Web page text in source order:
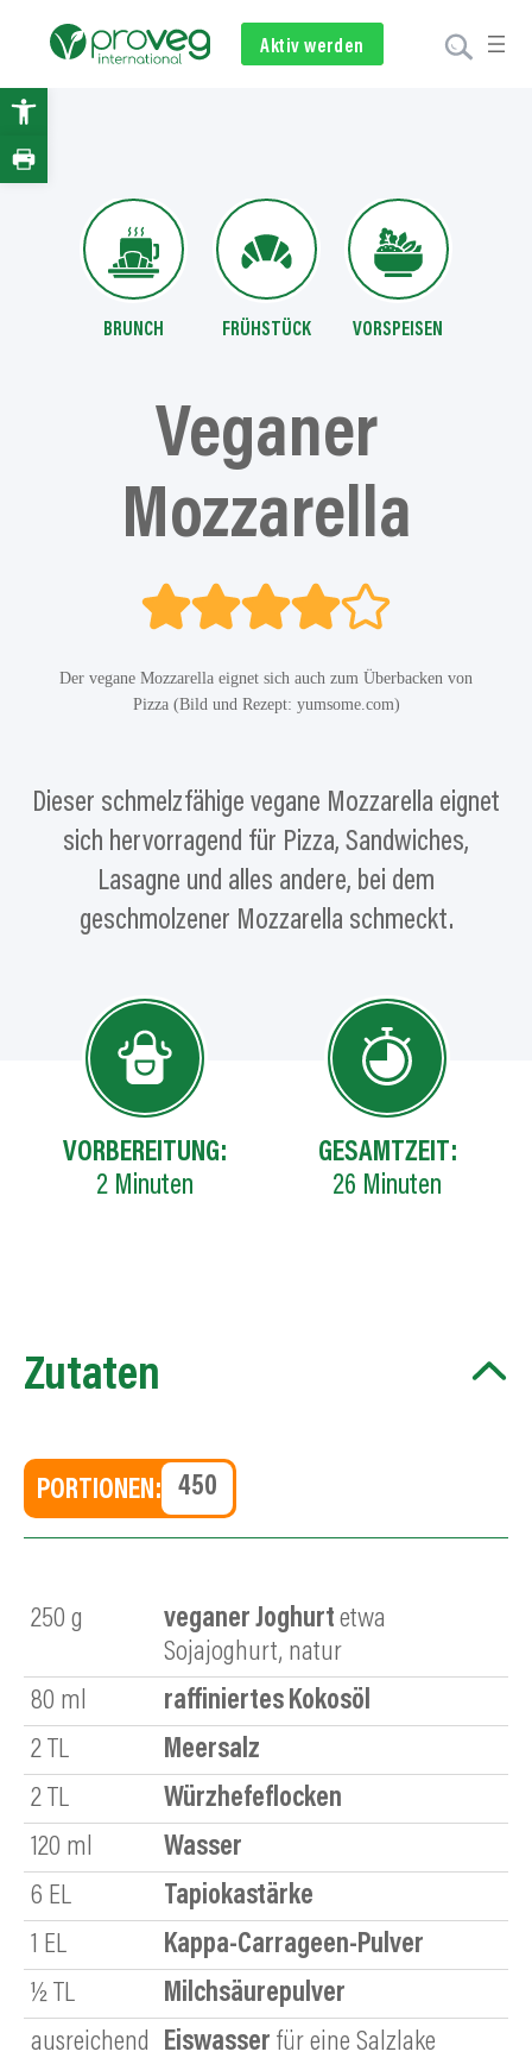
springen
Aktiv werden
Newsletter
Spenden
BRUNCH FRÜHSTÜCK VORSPEISEN
Veganer
Mozzarella
Der vegane Mozzarella eignet sich auch zum Überbacken von
Pizza (Bild und Rezept: yumsome.com)
Dieser schmelzfähige vegane Mozzarella eignet
sich hervorragend für Pizza, Sandwiches,
Lasagne und alles andere, bei dem
geschmolzener Mozzarella schmeckt.
VORBEREITUNG:
2 Minuten
GESAMTZEIT:
26 Minuten
Zutaten
PORTIONEN:
250 g veganer Joghurt etwa
Sojajoghurt, natur
80 ml
raffiniertes Kokosöl
2 TL
Meersalz
2 TL
Würzhefeflocken
120 ml
Wasser
6 EL
Tapiokastärke
1 EL
Kappa-Carrageen-Pulver
½ TL
Milchsäurepulver
ausreichend
Eiswasser für eine Salzlake
Open
toolbar